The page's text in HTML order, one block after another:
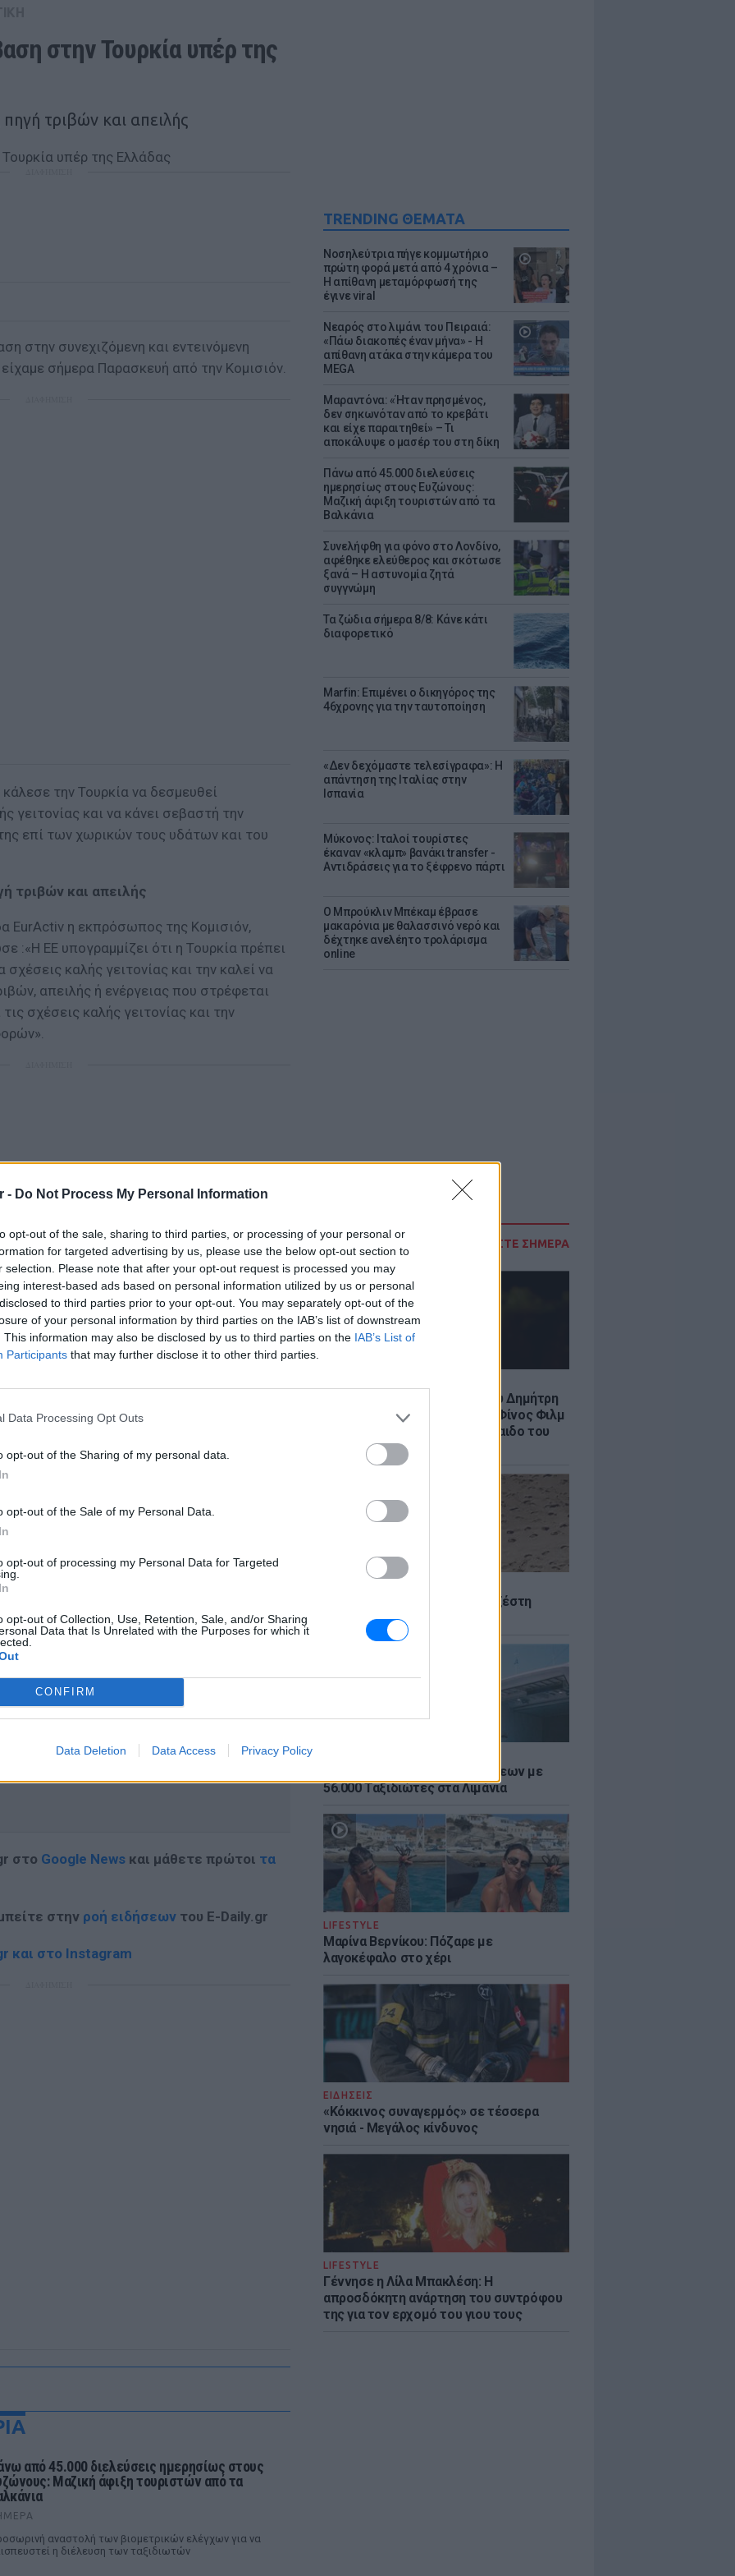
- Do Not Process My Personal Information
opt-out of the sale, sharing to third parties, or processing of your personal or
for targeted advertising by us, please use the below opt-out section to
selection. Please note that after your opt-out request is processed you may
interest-based ads based on personal information utilized by us or personal
to third parties prior to your opt-out. You may separately opt-out of the
of your personal information by third parties on the IAB’s list of downstream
This information may also be disclosed by us to third parties on the IAB’s List of
Participants that may further disclose it to other third parties.
Data Processing Opt Outs
opt-out of the Sharing of my personal data.
opt-out of the Sale of my Personal Data.
opt-out of processing my Personal Data for Targeted
opt-out of Collection, Use, Retention, Sale, and/or Sharing
Data that Is Unrelated with the Purposes for which it
CONFIRM
Data Deletion Data Access Privacy Policy
TRENDING ΘΕΜΑΤΑ
Νοσηλεύτρια πήγε κομμωτήριο
πρώτη φορά μετά από 4 χρόνια –
Η απίθανη μεταμόρφωσή της
έγινε viral
Νεαρός στο λιμάνι του Πειραιά:
«Πάω διακοπές έναν μήνα» - Η
απίθανη ατάκα στην κάμερα του
MEGA
Μαραντόνα: «Ήταν πρησμένος,
δεν σηκωνόταν από το κρεβάτι
και είχε παραιτηθεί» – Τι
αποκάλυψε ο μασέρ του στη δίκη
Πάνω από 45.000 διελεύσεις
ημερησίως στους Ευζώνους:
Μαζική άφιξη τουριστών από τα
Βαλκάνια
Συνελήφθη για φόνο στο Λονδίνο,
αφέθηκε ελεύθερος και σκότωσε
ξανά – Η αστυνομία ζητά
συγγνώμη
Τα ζώδια σήμερα 8/8: Κάνε κάτι
διαφορετικό
Marfin: Επιμένει ο δικηγόρος της
46χρονης για την ταυτοποίηση
«Δεν δεχόμαστε τελεσίγραφα»: Η
απάντηση της Ιταλίας στην
Ισπανία
Μύκονος: Ιταλοί τουρίστες
έκαναν «κλαμπ» βανάκι transfer -
Αντιδράσεις για το ξέφρενο πάρτι
Ο Μπρούκλιν Μπέκαμ έβρασε
μακαρόνια με θαλασσινό νερό και
δέχτηκε ανελέητο τρολάρισμα
online
ΔΙΑΒΑΣΤΕ ΣΗΜΕΡΑ
22 χρόνια από τον θάνατο του Δημήτρη
Παπαμιχαήλ: Η ανάρτηση της Φίνος Φιλμ
για το «γοητευτικό λεβεντόπαιδο του
ελληνικού σινεμά»
Καιρός: Πού θα «χτυπήσει» η ζέστη
Αύγουστος: Ρεκόρ Αναχωρήσεων με
56.000 Ταξιδιώτες στα Λιμάνια
LIFESTYLE
Μαρίνα Βερνίκου: Πόζαρε με
λαγοκέφαλο στο χέρι
ΕΙΔΗΣΕΙΣ
«Κόκκινος συναγερμός» σε τέσσερα
νησιά - Μεγάλος κίνδυνος
LIFESTYLE
Γέννησε η Λίλα Μπακλέση: Η
απροσδόκητη ανάρτηση του συντρόφου
της για τον ερχομό του γιου τους
στην Τουρκία υπέρ της
τριβών και απειλής
στην συνεχιζόμενη και εντεινόμενη
σήμερα Παρασκευή από την Κομισιόν.
την Τουρκία να δεσμευθεί
γειτονίας και να κάνει σεβαστή την
επί των χωρικών τους υδάτων και του
τριβών και απειλής
EurActiv η εκπρόσωπος της Κομισιόν,
:«Η ΕΕ υπογραμμίζει ότι η Τουρκία πρέπει
καλής γειτονίας και την καλεί να
απειλής ή ενέργειας που στρέφεται
σχέσεις καλής γειτονίας και την
ότι αρνητικές δηλώσεις που
«θα πρέπει να αποφευχθούν».
να γίνει σεβαστή η κυριαρχία των
υδάτων τους και του εναέριου χώρου
ΔΙΑΦΗΜΙΣΗ
στο Google News και μάθετε πρώτοι τα
στην ροή ειδήσεων του E-Daily.gr
και στο Instagram
από 45.000 διελεύσεις ημερησίως στους
Μαζική άφιξη τουριστών από τα
αναστολή των βιομετρικών ελέγχων για να
η διέλευση των ταξιδιωτών